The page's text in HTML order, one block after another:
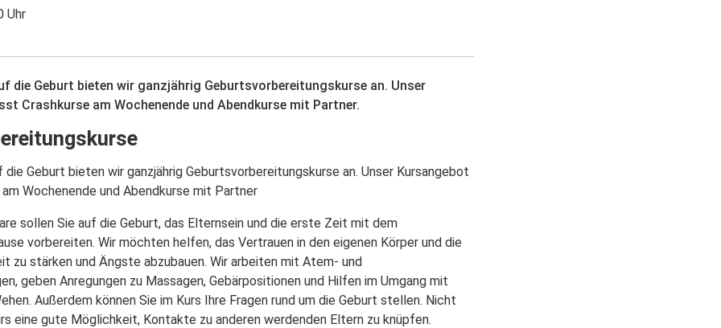
Uhr
die Geburt bieten wir ganzjährig Geburtsvorbereitungskurse an. Unser
Crashkurse am Wochenende und Abendkurse mit Partner.
die Geburt bieten wir ganzjährig Geburtsvorbereitungskurse an. Unser Kursangebot
Wochenende und Abendkurse mit Partner
sollen Sie auf die Geburt, das Elternsein und die erste Zeit mit dem
vorbereiten. Wir möchten helfen, das Vertrauen in den eigenen Körper und die
zu stärken und Ängste abzubauen. Wir arbeiten mit Atem- und
geben Anregungen zu Massagen, Gebärpositionen und Hilfen im Umgang mit
Außerdem können Sie im Kurs Ihre Fragen rund um die Geburt stellen. Nicht
eine gute Möglichkeit, Kontakte zu anderen werdenden Eltern zu knüpfen.